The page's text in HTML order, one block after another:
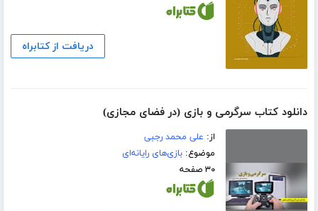
دریافت از کتابراه
دانلود کتاب سرگرمی و بازی (در فضای مجازی)
از: علی محمد رجبی
موضوع:بازی‌های رایانه‌ای
۳۰ صفحه